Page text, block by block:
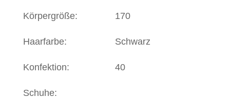
Körpergröße: 170
Haarfarbe: Schwarz
Konfektion: 40
Schuhe: